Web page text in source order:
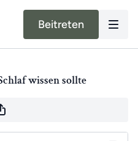
Beitreten
wissen sollte